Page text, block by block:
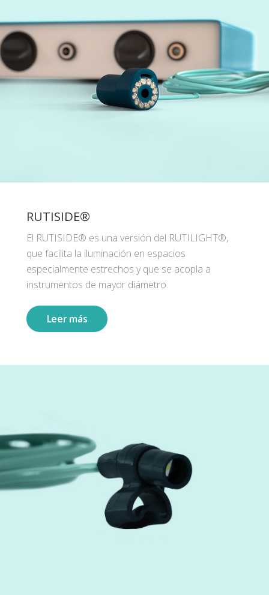
RUTISIDE®
El RUTISIDE® es una versión del RUTILIGHT®,
que facilita la iluminación en espacios
especialmente estrechos y que se acopla a
instrumentos de mayor diámetro.
Leer más